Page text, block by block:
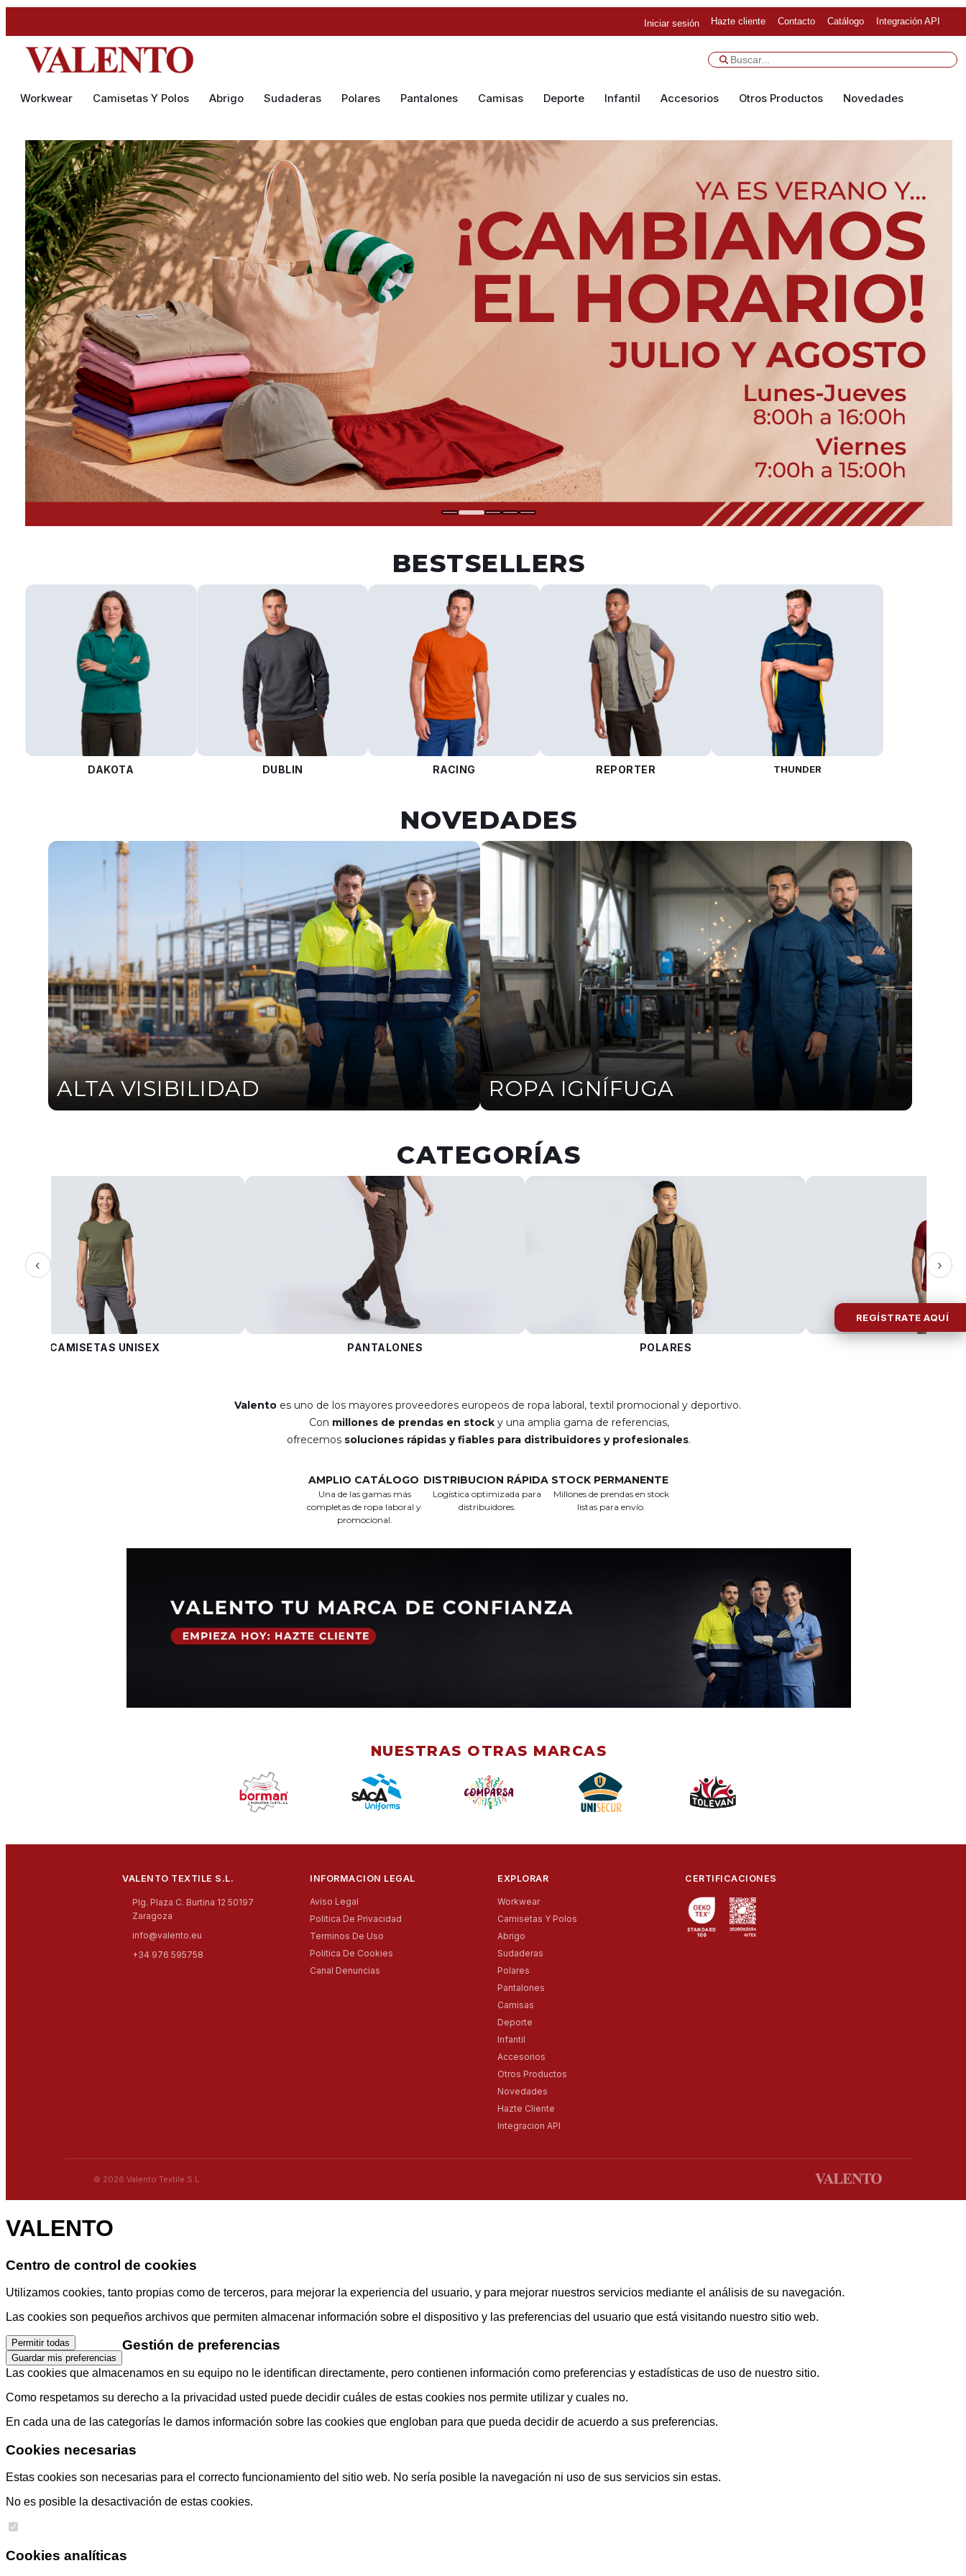
Iniciar sesión Hazte cliente Contacto Catálogo Integración API
Workwear Camisetas Y Polos Abrigo Sudaderas Polares Pantalones Camisas Deporte Infantil Accesorios Otros Productos Novedades
BESTSELLERS
DAKOTA DUBLIN RACING REPORTER THUNDER
NOVEDADES
ALTA VISIBILIDAD ROPA IGNÍFUGA
CATEGORÍAS
‹
CAMISETAS UNISEX PANTALONES POLARES
›
Valento es uno de los mayores proveedores europeos de ropa laboral, textil promocional y deportivo.
Con millones de prendas en stocky una amplia gama de referencias,
ofrecemos soluciones rápidas y fiables para distribuidores y profesionales.
AMPLIO CATÁLOGO
Una de las gamas más
completas de ropa laboral y
promocional.
DISTRIBUCION RÁPIDA
Logística optimizada para
distribuidores.
STOCK PERMANENTE
Millones de prendas en stock
listas para envío.
NUESTRAS OTRAS MARCAS
REGÍSTRATE AQUÍ
VALENTO TEXTILE S.L.
Plg. Plaza C. Burtina 12 50197
Zaragoza
info@valento.eu
+34 976 595758
INFORMACION LEGAL
Aviso Legal
Politica De Privacidad
Terminos De Uso
Politica De Cookies
Canal Denuncias
EXPLORAR
Workwear
Camisetas Y Polos
Abrigo
Sudaderas
Polares
Pantalones
Camisas
Deporte
Infantil
Accesorios
Otros Productos
Novedades
Hazte Cliente
Integracion API
CERTIFICACIONES
© 2026 Valento Textile S.L.
VALENTO
Centro de control de cookies
Utilizamos cookies, tanto propias como de terceros, para mejorar la experiencia del usuario, y para mejorar nuestros servicios mediante el análisis de su navegación.
Las cookies son pequeños archivos que permiten almacenar información sobre el dispositivo y las preferencias del usuario que está visitando nuestro sitio web.
Permitir todas
Guardar mis preferencias
Gestión de preferencias
Las cookies que almacenamos en su equipo no le identifican directamente, pero contienen información como preferencias y estadísticas de uso de nuestro sitio.
Como respetamos su derecho a la privacidad usted puede decidir cuáles de estas cookies nos permite utilizar y cuales no.
En cada una de las categorías le damos información sobre las cookies que engloban para que pueda decidir de acuerdo a sus preferencias.
Cookies necesarias
Estas cookies son necesarias para el correcto funcionamiento del sitio web. No sería posible la navegación ni uso de sus servicios sin estas.
No es posible la desactivación de estas cookies.
Cookies analíticas